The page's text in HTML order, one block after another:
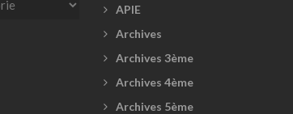
APIE
Archives
Archives 3ème
Archives 4ème
Archives 5ème